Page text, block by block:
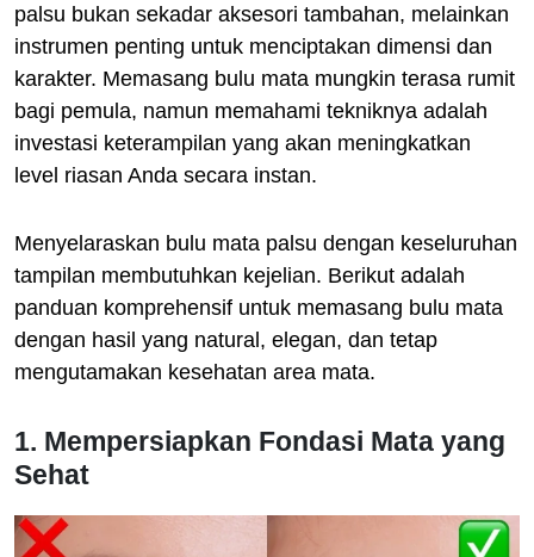
palsu bukan sekadar aksesori tambahan, melainkan
instrumen penting untuk menciptakan dimensi dan
karakter. Memasang bulu mata mungkin terasa rumit
bagi pemula, namun memahami tekniknya adalah
investasi keterampilan yang akan meningkatkan
level riasan Anda secara instan.
Menyelaraskan bulu mata palsu dengan keseluruhan
tampilan membutuhkan kejelian. Berikut adalah
panduan komprehensif untuk memasang bulu mata
dengan hasil yang natural, elegan, dan tetap
mengutamakan kesehatan area mata.
1. Mempersiapkan Fondasi Mata yang
Sehat